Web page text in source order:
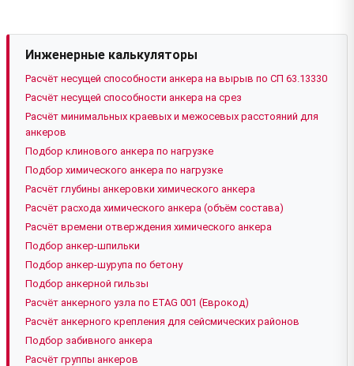
Инженерные калькуляторы
Расчёт несущей способности анкера на вырыв по СП 63.13330
Расчёт несущей способности анкера на срез
Расчёт минимальных краевых и межосевых расстояний для
анкеров
Подбор клинового анкера по нагрузке
Подбор химического анкера по нагрузке
Расчёт глубины анкеровки химического анкера
Расчёт расхода химического анкера (объём состава)
Расчёт времени отверждения химического анкера
Подбор анкер-шпильки
Подбор анкер-шурупа по бетону
Подбор анкерной гильзы
Расчёт анкерного узла по ETAG 001 (Еврокод)
Расчёт анкерного крепления для сейсмических районов
Подбор забивного анкера
Расчёт группы анкеров